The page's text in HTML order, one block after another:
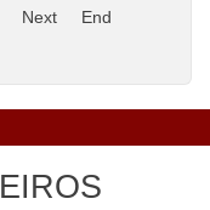
Next End